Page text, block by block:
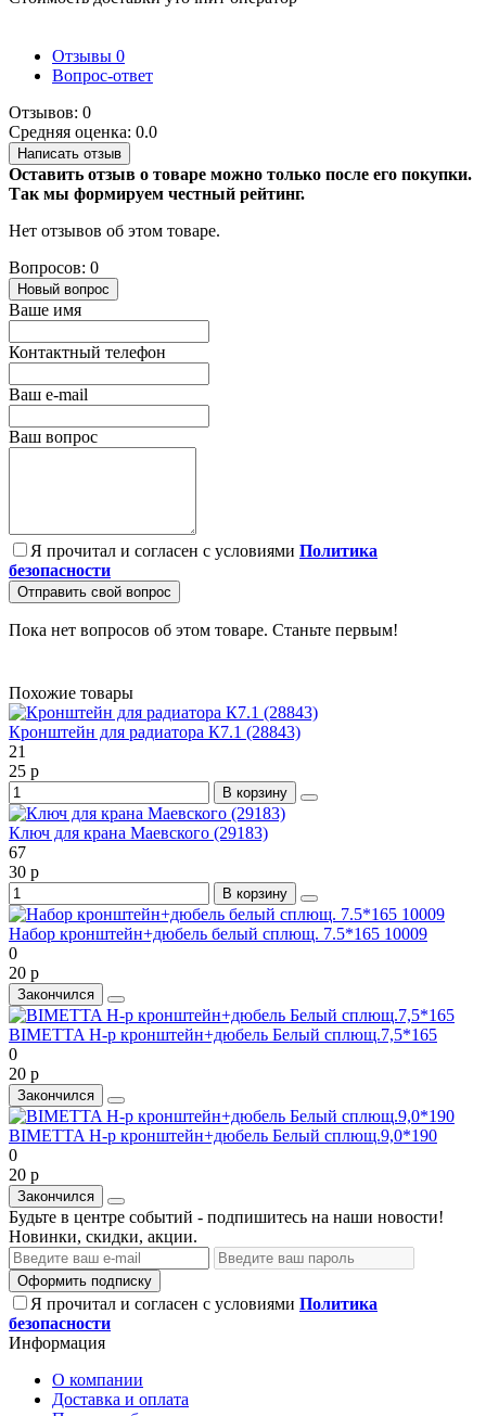
Отзывы 0
Вопрос-ответ
Отзывов: 0
Средняя оценка: 0.0
Написать отзыв
Оставить отзыв о товаре можно только после его покупки.
Так мы формируем честный рейтинг.
Нет отзывов об этом товаре.
Вопросов: 0
Новый вопрос
Ваше имя
Контактный телефон
Ваш e-mail
Ваш вопрос
Я прочитал и согласен с условиями Политика
безопасности
Отправить свой вопрос
Пока нет вопросов об этом товаре. Станьте первым!
Похожие товары
Кронштейн для радиатора К7.1 (28843)
21
25 р
В корзину
Ключ для крана Маевского (29183)
67
30 р
В корзину
Набор кронштейн+дюбель белый сплющ. 7.5*165 10009
0
20 р
Закончился
BIMETTA Н-р кронштейн+дюбель Белый сплющ.7,5*165
0
20 р
Закончился
BIMETTA Н-р кронштейн+дюбель Белый сплющ.9,0*190
0
20 р
Закончился
Будьте в центре событий - подпишитесь на наши новости!
Новинки, скидки, акции.
Оформить подписку
Я прочитал и согласен с условиями Политика
безопасности
Информация
О компании
Доставка и оплата